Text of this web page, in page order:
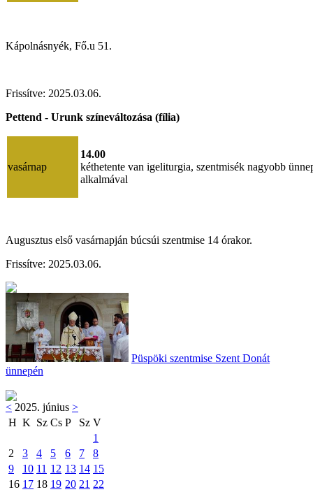
Kápolnásnyék, Fő.u 51.
Frissítve: 2025.03.06.
Pettend - Urunk színeváltozása (fília)
vasárnap
14.00
kéthetente van igeliturgia, szentmisék nagyobb
alkalmával
Augusztus első vasárnapján búcsúi szentmise 14 órakor.
Frissítve: 2025.03.06.
Püspöki szentmise Szent Donát
ünnepén
< 2025. június >
H K Sz Cs P Sz V
1
2
3 4 5 6 7
8
9
10 11 12 13 14 15
16 17 18 19 20 21 22